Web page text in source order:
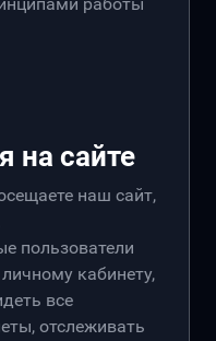
на сайте
наш сайт,
пользователи
кабинету,
все
отслеживать